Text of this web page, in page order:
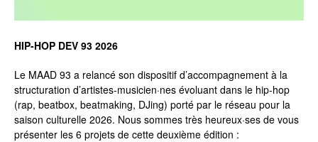
HIP-HOP DEV 93 2026
Le MAAD 93 a relancé son dispositif d’accompagnement à la
structuration d’artistes-musicien·nes évoluant dans le hip-hop
(rap, beatbox, beatmaking, DJing) porté par le réseau pour la
saison culturelle 2026. Nous sommes très heureux·ses de vous
présenter les 6 projets de cette deuxième édition :